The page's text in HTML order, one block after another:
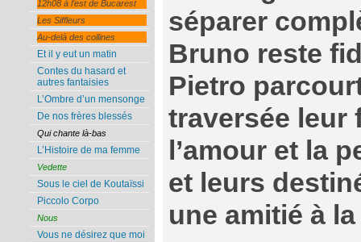
séparer
Bruno reste
Pietro
traversée leur
l’amour et la
et leurs
une amitié à
12h08 à l’est de Bucarest
Les Siffleurs
Au-delà des collines
Et il y eut un matin
Contes du hasard et
autres fantaisies
L’Ombre d’un mensonge
De nos frères blessés
Qui chante là-bas
L’Histoire de ma femme
Vedette
Sous le ciel de Koutaïssi
Piccolo Corpo
Nous
Vous ne désirez que moi